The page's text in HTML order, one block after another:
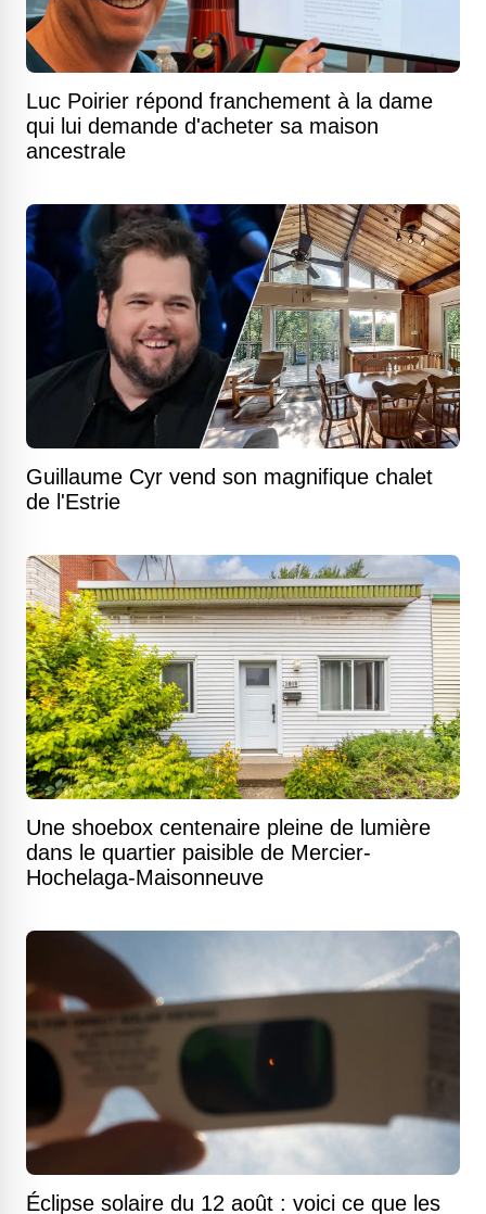
Luc Poirier répond franchement à la dame
qui lui demande d'acheter sa maison
ancestrale
Guillaume Cyr vend son magnifique chalet
de l'Estrie
Une shoebox centenaire pleine de lumière
dans le quartier paisible de Mercier-
Hochelaga-Maisonneuve
Éclipse solaire du 12 août : voici ce que les